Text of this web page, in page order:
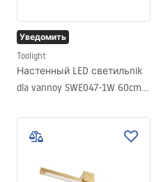
Уведомить
Toolight
Настенный LED светильnik
dla vannoy SWE047-1W 60cm